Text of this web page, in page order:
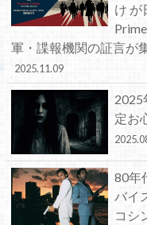
け が
軍・諜報機関の証言が
2025.11.09
2025
定お
80年
バイ
コシ